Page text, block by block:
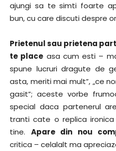
ajungi sa te simti foarte
bun, cu care discuti despre
Prietenulsau prietena
te place asa cum esti –
spune lucruri dragute de
asta, meriti mai mult”, „ce
gasit”; aceste vorbe
special daca partenerul
tranti cate o replica
tine. Apare din nou
critica – celalalt ma